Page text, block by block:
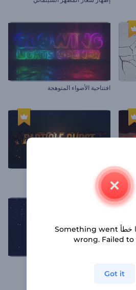
افتتاحية الأضواء المتوهجة
إظهار شعار الجسيمات المنفجرة
يوجد شيء ما خطأ Something went
wrong. Failed to
Got it